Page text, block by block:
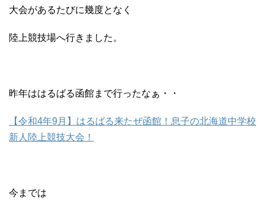
大会があるたびに幾度となく
陸上競技場へ行きました。
昨年ははるばる函館まで行ったなぁ・・
【令和4年9月】はるばる来たぜ函館！息子の北海道中学校
新人陸上競技大会！
今までは